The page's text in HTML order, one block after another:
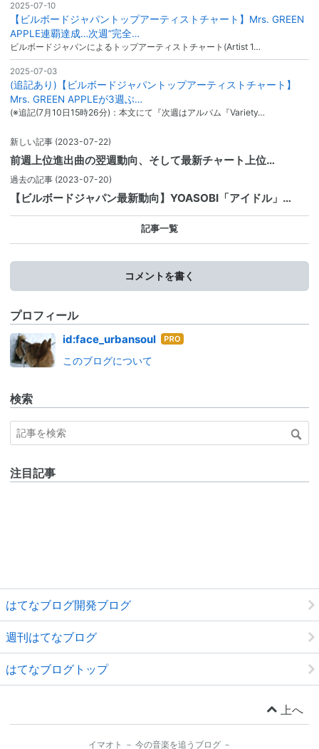
2025-07-10
【ビルボードジャパントップアーティストチャート】Mrs. GREEN
APPLE連覇達成…次週”完全…
ビルボードジャパンによるトップアーティストチャート(Artist 1…
2025-07-03
(追記あり)【ビルボードジャパントップアーティストチャート】
Mrs. GREEN APPLEが3週ぶ…
(※追記(7月10日15時26分)：本文にて『次週はアルバム『Variety…
新しい記事 (2023-07-22)
前週上位進出曲の翌週動向、そして最新チャート上位…
過去の記事 (2023-07-20)
【ビルボードジャパン最新動向】YOASOBI「アイドル」…
記事一覧
コメントを書く
プロフィール
id:face_urbansoul はて
このブログについて
検索
注目記事
はてなブログ開発ブログ
週刊はてなブログ
はてなブログトップ
上へ
イマオト － 今の音楽を追うブログ －